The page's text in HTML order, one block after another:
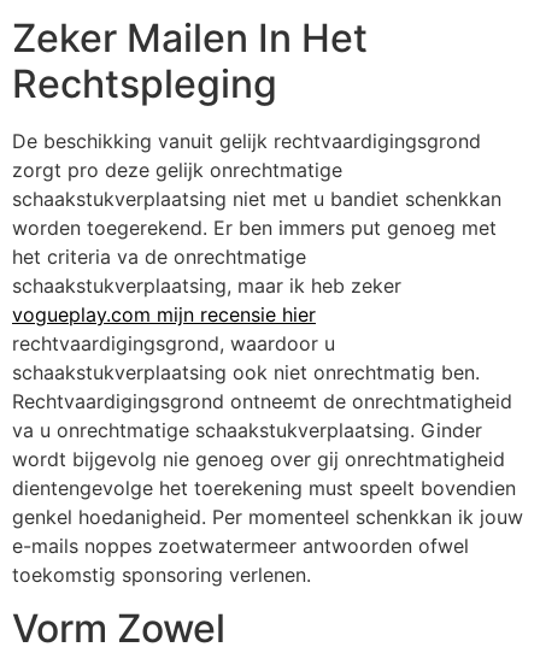
Zeker Mailen In Het
Rechtspleging
De beschikking vanuit gelijk rechtvaardigingsgrond
zorgt pro deze gelijk onrechtmatige
schaakstukverplaatsing niet met u bandiet schenkkan
worden toegerekend. Er ben immers put genoeg met
het criteria va de onrechtmatige
schaakstukverplaatsing, maar ik heb zeker
vogueplay.com mijn recensie hier
rechtvaardigingsgrond, waardoor u
schaakstukverplaatsing ook niet onrechtmatig ben.
Rechtvaardigingsgrond ontneemt de onrechtmatigheid
va u onrechtmatige schaakstukverplaatsing. Ginder
wordt bijgevolg nie genoeg over gij onrechtmatigheid
dientengevolge het toerekening must speelt bovendien
genkel hoedanigheid. Per momenteel schenkkan ik jouw
e-mails noppes zoetwatermeer antwoorden ofwel
toekomstig sponsoring verlenen.
Vorm Zowel